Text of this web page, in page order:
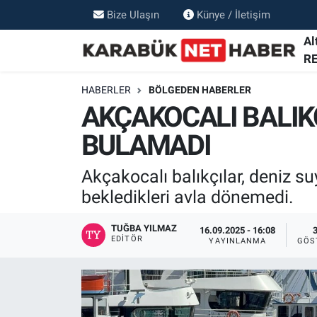
Bize Ulaşın Künye / İletişim
HABERLER BÖLGEDEN HABERLER
AKÇAKOCALI
BULAMADI
Akçakocalı balıkçılar, deniz
bekledikleri avla dönemedi.
TUĞBA YILMAZ
EDITÖR
16.09.2025 - 16:08
YAYINLANMA